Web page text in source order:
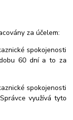
za účelem:
spokojenosti
60 dní a to za
spokojenosti
využívá tyto